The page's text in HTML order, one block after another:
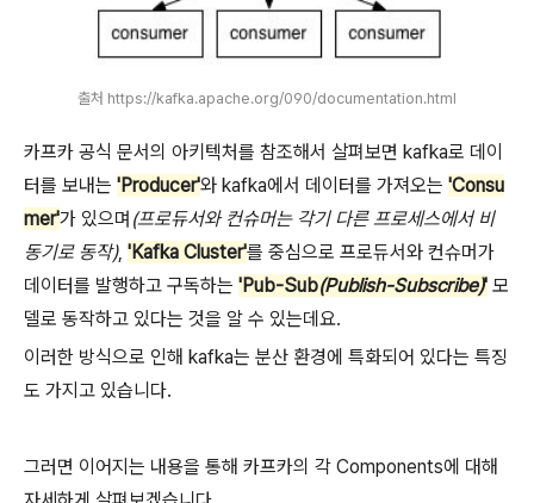
출처 https://kafka.apache.org/090/documentation.html
카프카 공식 문서의 아키텍처를 참조해서 살펴보면 kafka로 데이
터를 보내는 'Producer'와 kafka에서 데이터를 가져오는 'Consu
mer'가 있으며 (프로듀서와 컨슈머는 각기 다른 프로세스에서 비
동기로 동작), 'Kafka Cluster'를 중심으로 프로듀서와 컨슈머가
데이터를 발행하고 구독하는 'Pub-Sub(Publish-Subscribe)' 모
델로 동작하고 있다는 것을 알 수 있는데요.
이러한 방식으로 인해 kafka는 분산 환경에 특화되어 있다는 특징
도 가지고 있습니다.
그러면 이어지는 내용을 통해 카프카의 각 Components에 대해